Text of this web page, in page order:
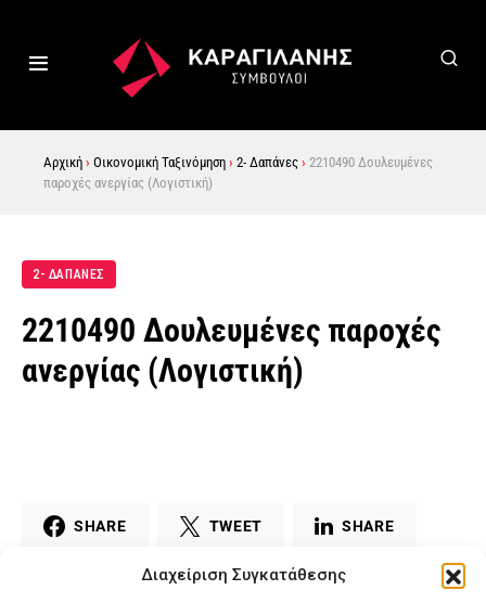
Διαχείριση Συγκατάθεσης
Αρχική › Οικονομική Ταξινόμηση › 2- Δαπάνες › 2210490 Δουλευμένες
παροχές ανεργίας (Λογιστική)
2- ΔΑΠΑΝΕΣ
2210490 Δουλευμένες παροχές
ανεργίας (Λογιστική)
SHARE TWEET SHARE
PRINT